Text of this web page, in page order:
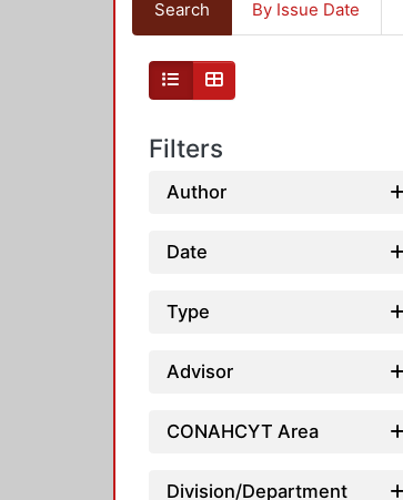
Search By Issue Date
Filters
Author
Date
Type
Advisor
CONAHCYT Area
Division/Department